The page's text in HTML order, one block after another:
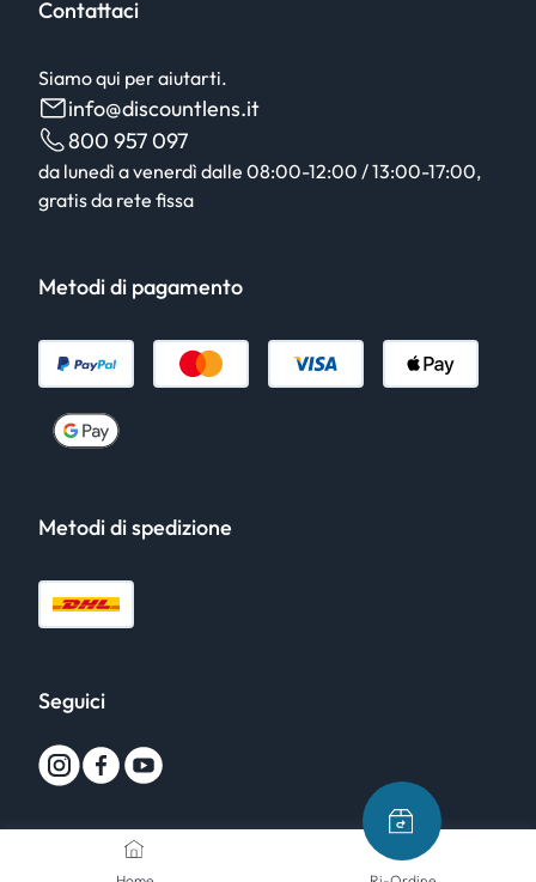
Contattaci
Siamo qui per aiutarti.
info@discountlens.it
800 957 097
da lunedì a venerdì dalle 08:00-12:00 / 13:00-17:00,
gratis da rete fissa
Metodi di pagamento
Metodi di spedizione
Seguici